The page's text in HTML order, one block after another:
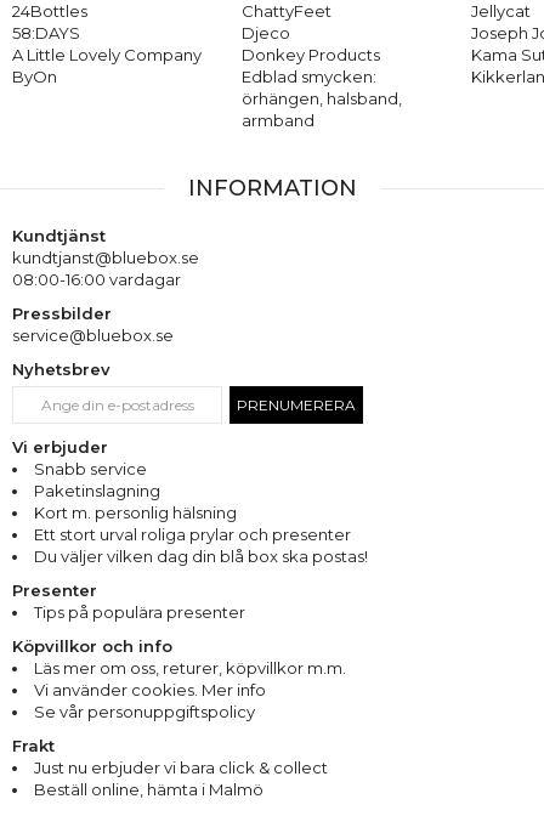
24Bottles
58:DAYS
A Little Lovely Company
ByOn
ChattyFeet
Djeco
Donkey Products
Edblad smycken:
örhängen, halsband,
armband
Jellycat
Joseph
Kama
INFORMATION
Kundtjänst
kundtjanst@bluebox.se
08:00-16:00 vardagar
Pressbilder
service@bluebox.se
Nyhetsbrev
PRENUMERERA
Vi erbjuder
Snabb service
Paketinslagning
Kort m. personlig hälsning
Ett stort urval roliga prylar och presenter
Du väljer vilken dag din blå box ska postas!
Presenter
Tips på populära presenter
Köpvillkor och info
Läs mer om oss returer köpvillkor m.m.
Vi använder cookies. Mer info
Se vår personuppgiftspolicy
Frakt
Just nu erbjuder vi bara click & collect
Beställ online, hämta i Malmö